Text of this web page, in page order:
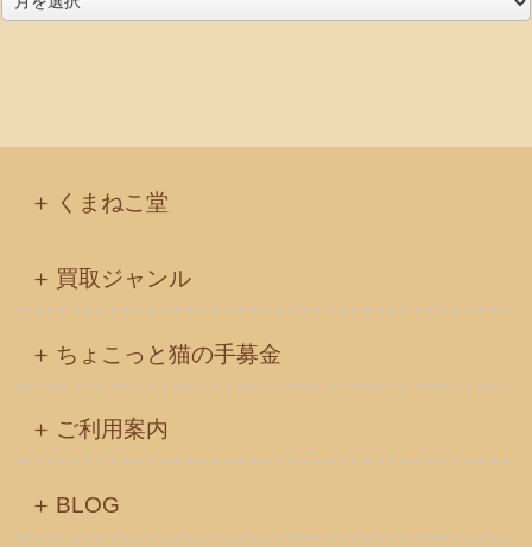
ー
くまねこ堂
買取ジャンル
ちょこっと猫の手募金
ご利用案内
BLOG